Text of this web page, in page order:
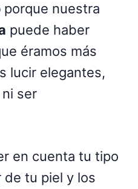
porque nuestra
puede haber
éramos más
lucir elegantes,
ser
en cuenta tu tipo
de tu piel y los